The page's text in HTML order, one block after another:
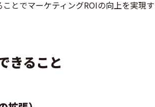
とでマーケティングROIの向上を実現す
きること